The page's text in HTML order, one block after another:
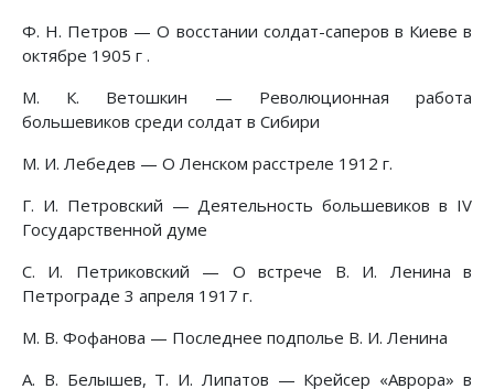
Ф. Н. Петров — О восстании солдат-саперов в Киеве в
октябре 1905 г .
М. К. Ветошкин — Революционная работа
большевиков среди солдат в Сибири
М. И. Лебедев — О Ленском расстреле 1912 г.
Г. И. Петровский — Деятельность большевиков в IV
Государственной думе
C. И. Петриковский — О встрече В. И. Ленина в
Петрограде 3 апреля 1917 г.
М. В. Фофанова — Последнее подполье В. И. Ленина
А. В. Белышев, Т. И. Липатов — Крейсер «Аврора» в